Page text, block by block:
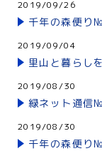
2019/09/26
千年の森便り
2019/09/04
里山と暮らし
2019/08/30
緑ネット通信
2019/08/30
千年の森便り